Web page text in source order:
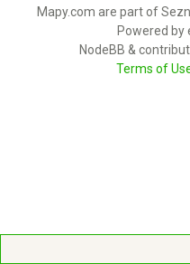
Mapy.com are part of
Powered by
NodeBB &
Terms of